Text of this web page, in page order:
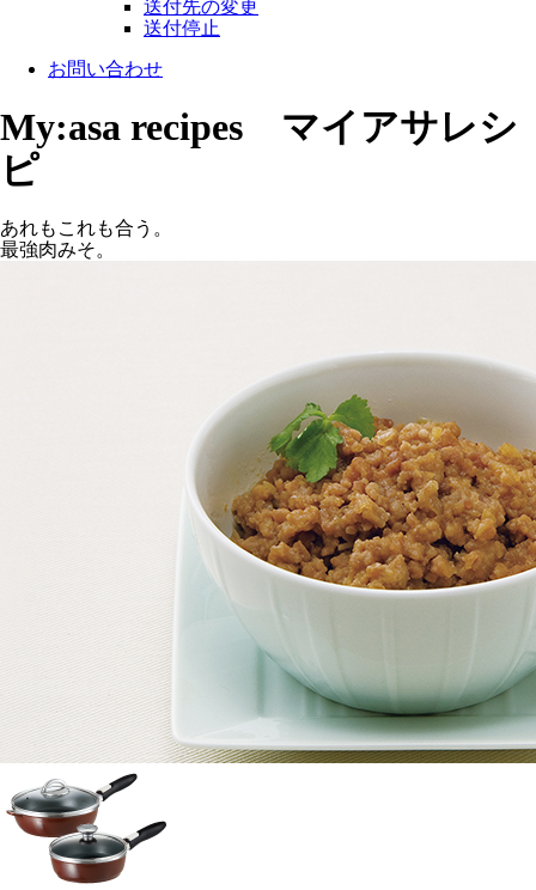
送付先の変更
送付停止
お問い合わせ
My:asa recipes マイアサレシ
ピ
あれもこれも合う。
最強肉みそ。